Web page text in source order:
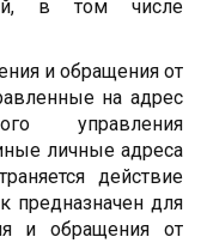
в том числе
и обращения от
на адрес
управления
личные адреса
действие
предназначен для
и обращения от